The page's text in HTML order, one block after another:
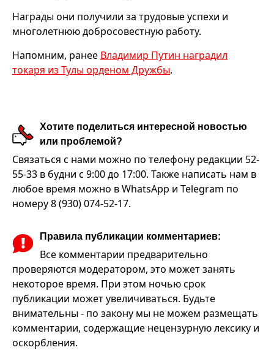
Награды они получили за трудовые успехи и
многолетнюю добросовестную работу.
Напомним, ранее Владимир Путин наградил
токаря из Тулы орденом Дружбы.
Хотите поделиться интересной новостью
или проблемой?
Связаться с нами можно по телефону редакции 52-
55-33 в будни с 9:00 до 17:00. Также написать нам в
любое время можно в WhatsApp и Telegram по
номеру 8 (930) 074-52-17.
Правила публикации комментариев:
Все комментарии предварительно
проверяются модератором, это может занять
некоторое время. При этом ночью срок
публикации может увеличиваться. Будьте
внимательны - по закону мы не можем размещать
комментарии, содержащие нецензурную лексику и
оскорбления.